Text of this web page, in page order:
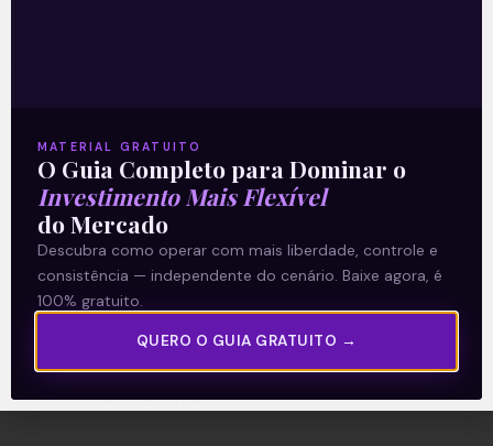
Termos e Condições
Política de Privacidade
Explore
Artigos
E Eu Com Isso?
Vídeos no Youtube
Manuais de Investimento
MATERIAL GRATUITO
O Guia Completo para Dominar o
Investimento Mais Flexível
do Mercado
Descubra como operar com mais liberdade, controle e
consistência — independente do cenário. Baixe agora, é
100% gratuito.
QUERO O GUIA GRATUITO →